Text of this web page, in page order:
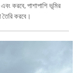
করবে, পাশাপাশি ভূমির
করবে।